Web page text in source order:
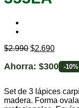
$2.990 $2.690
Ahorra: $300 -10%
Set de 3 lápices
madera. Forma